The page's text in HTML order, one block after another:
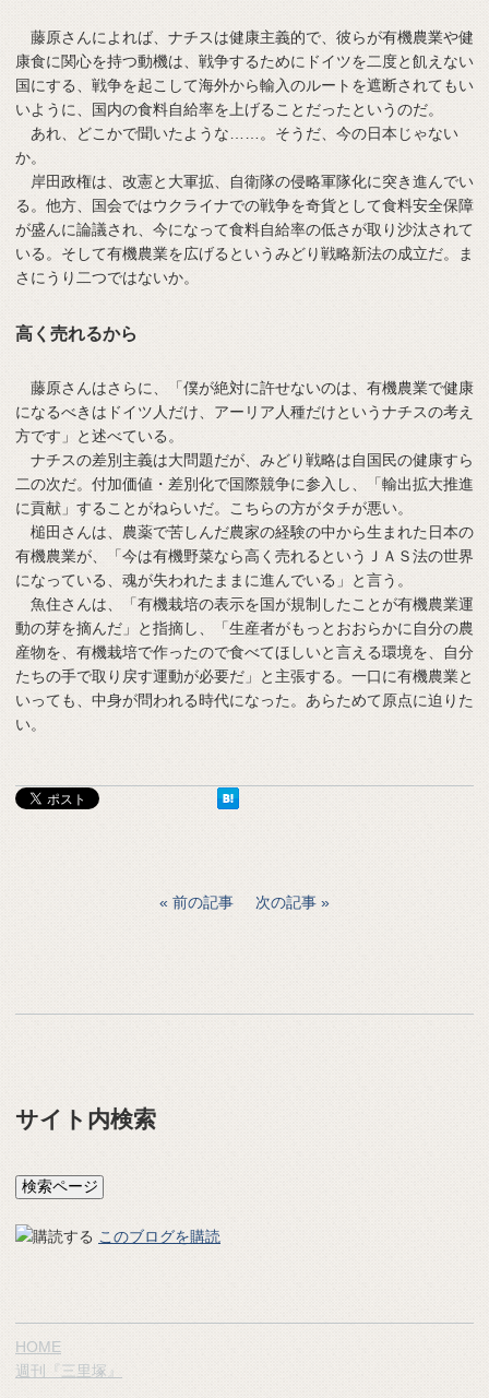
藤原さんによれば、ナチスは健康主義的で、彼らが有機農業や健
康食に関心を持つ動機は、戦争するためにドイツを二度と飢えない
国にする、戦争を起こして海外から輸入のルートを遮断されてもい
いように、国内の食料自給率を上げることだったというのだ。
あれ、どこかで聞いたような……。そうだ、今の日本じゃない
か。
岸田政権は、改憲と大軍拡、自衛隊の侵略軍隊化に突き進んでい
る。他方、国会ではウクライナでの戦争を奇貨として食料安全保障
が盛んに論議され、今になって食料自給率の低さが取り沙汰されて
いる。そして有機農業を広げるというみどり戦略新法の成立だ。ま
さにうり二つではないか。
高く売れるから
藤原さんはさらに、「僕が絶対に許せないのは、有機農業で健康
になるべきはドイツ人だけ、アーリア人種だけというナチスの考え
方です」と述べている。
ナチスの差別主義は大問題だが、みどり戦略は自国民の健康すら
二の次だ。付加価値・差別化で国際競争に参入し、「輸出拡大推進
に貢献」することがねらいだ。こちらの方がタチが悪い。
槌田さんは、農薬で苦しんだ農家の経験の中から生まれた日本の
有機農業が、「今は有機野菜なら高く売れるというＪＡＳ法の世界
になっている、魂が失われたままに進んでいる」と言う。
魚住さんは、「有機栽培の表示を国が規制したことが有機農業運
動の芽を摘んだ」と指摘し、「生産者がもっとおおらかに自分の農
産物を、有機栽培で作ったので食べてほしいと言える環境を、自分
たちの手で取り戻す運動が必要だ」と主張する。一口に有機農業と
いっても、中身が問われる時代になった。あらためて原点に迫りた
い。
前の記事 次の記事
サイト内検索
このブログを購読
HOME
週刊『三里塚』